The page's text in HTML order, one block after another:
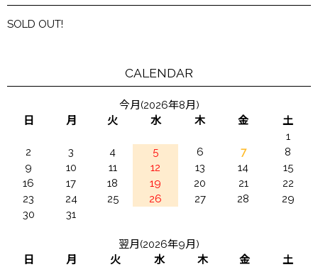
SOLD OUT!
CALENDAR
今月(2026年8月)
日
月 火 水 木 金
土
1
2
3 4 5 6 7
8
9
10 11 12 13 14
15
16
17 18 19 20 21
22
23
24 25 26 27 28
29
30
31
翌月(2026年9月)
日
月 火 水 木 金
土